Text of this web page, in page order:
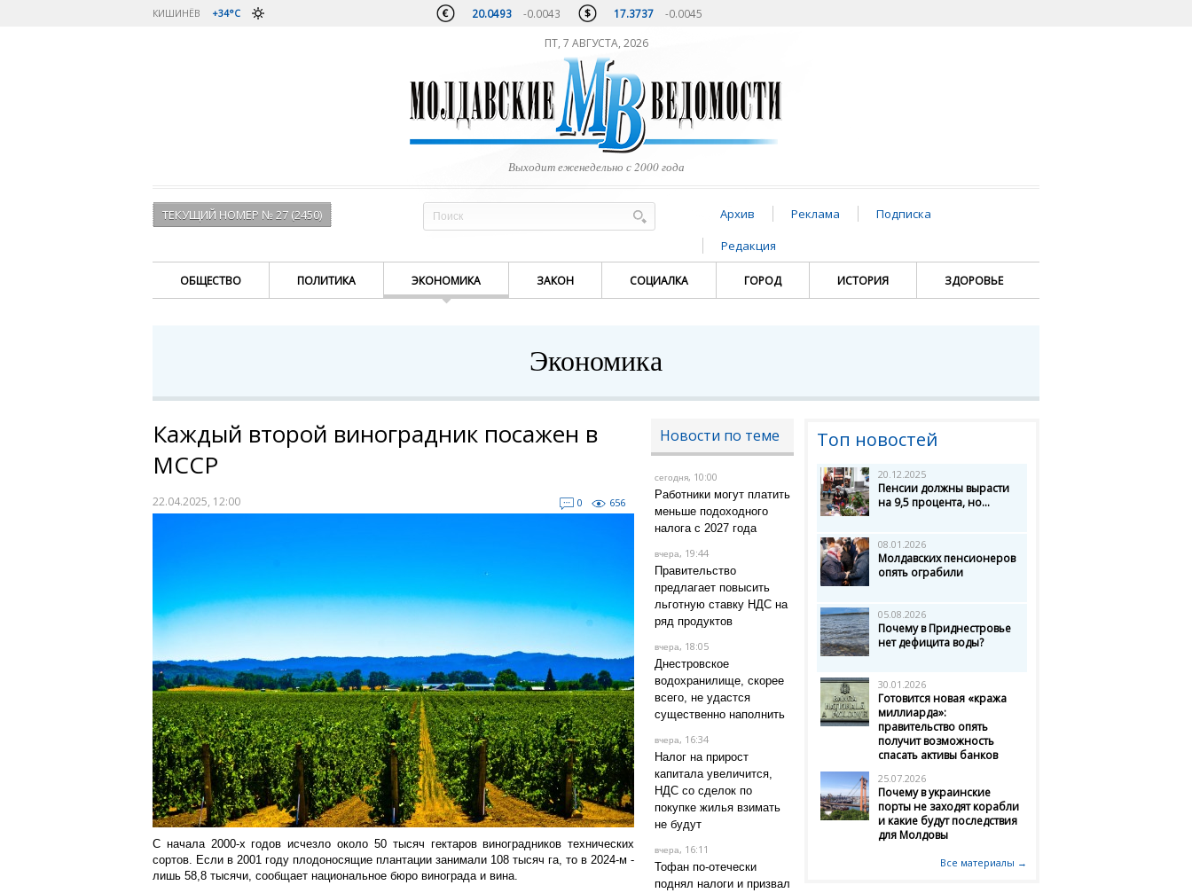
КИШИНЁВ +34°C 20.0493 -0.0043 17.3737 -0.0045
ПТ, 7 АВГУСТА, 2026
Выходит еженедельно с 2000 года
ТЕКУЩИЙ НОМЕР № 27 (2450) Архив Реклама
Подписка
Редакция
ОБЩЕСТВО ПОЛИТИКА ЭКОНОМИКА ЗАКОН СОЦИАЛКА ГОРОД ИСТОРИЯ ЗДОРОВЬЕ
Экономика
Каждый второй виноградник посажен в
МССР
22.04.2025, 12:00 0 656
С начала 2000-х годов исчезло около 50 тысяч гектаров виноградников технических
сортов. Если в 2001 году плодоносящие плантации занимали 108 тысяч га, то в 2024-м -
лишь 58,8 тысячи, сообщает национальное бюро винограда и вина.
Новости по теме
сегодня, 10:00
Работники могут платить
меньше подоходного
налога с 2027 года
вчера, 19:44
Правительство
предлагает повысить
льготную ставку НДС на
ряд продуктов
вчера, 18:05
Днестровское
водохранилище, скорее
всего, не удастся
существенно наполнить
вчера, 16:34
Налог на прирост
капитала увеличится,
НДС со сделок по
покупке жилья взимать
не будут
вчера, 16:11
Тофан по-отечески
поднял налоги и призвал
Топ новостей
20.12.2025
Пенсии должны вырасти
на 9,5 процента, но...
08.01.2026
Молдавских пенсионеров
опять ограбили
05.08.2026
Почему в Приднестровье
нет дефицита воды?
30.01.2026
Готовится новая «кража
миллиарда»:
правительство опять
получит возможность
спасать активы банков
25.07.2026
Почему в украинские
порты не заходят корабли
и какие будут последствия
для Молдовы
Все материалы →